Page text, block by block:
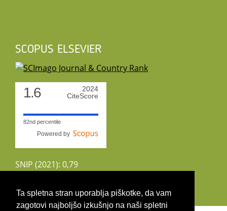
Ta spletna stran uporablja piškotke, da vam
zagotovi najboljšo izkušnjo na naši spletni
SCOPUS ELSEVIER
1.6
2024
CiteScore
82nd percentile
Powered by
SNIP (2021): 0,79